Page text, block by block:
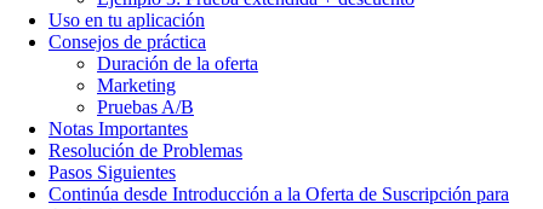
Uso en tu aplicación
Consejos de práctica
Duración de la oferta
Marketing
Pruebas A/B
Notas Importantes
Resolución de Problemas
Pasos Siguientes
Continúa desde Introducción a la Oferta de Suscripción para